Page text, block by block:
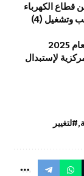
قطاع الكهرباء
شركة كهرباء السودان توقع مذكرة تفاهم تركيب وتشغيل (4)
لإستبدال
#لتغيير